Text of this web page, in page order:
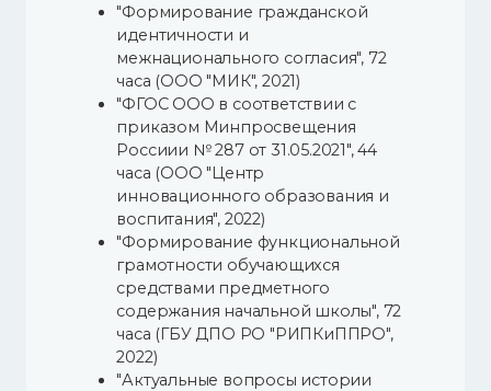
"Формирование гражданской
идентичности и
межнационального согласия", 72
часа (ООО "МИК", 2021)
"ФГОС ООО в соответствии с
приказом Минпросвещения
Россиии № 287 от 31.05.2021", 44
часа (ООО "Центр
инновационного образования и
воспитания", 2022)
"Формирование функциональной
грамотности обучающихся
средствами предметного
содержания начальной школы", 72
часа (ГБУ ДПО РО "РИПКиППРО",
2022)
"Актуальные вопросы истории